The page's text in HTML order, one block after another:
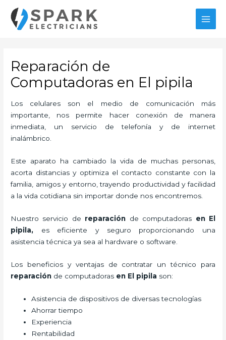
contenido
Reparación de
Computadoras en El pipila
Los celulares son el medio de comunicación más
importante, nos permite hacer conexión de manera
inmediata, un servicio de telefonía y de internet
inalámbrico.
Este aparato ha cambiado la vida de muchas personas,
acorta distancias y optimiza el contacto constante con la
familia, amigos y entorno, trayendo productividad y facilidad
a la vida cotidiana sin importar donde nos encontremos.
Nuestro servicio de reparación de computadoras en El
pipila, es eficiente y seguro proporcionando una
asistencia técnica ya sea al hardware o software.
Los beneficios y ventajas de contratar un técnico para
reparación de computadoras en El pipila son:
Asistencia de dispositivos de diversas tecnologías
Ahorrar tiempo
Experiencia
Rentabilidad